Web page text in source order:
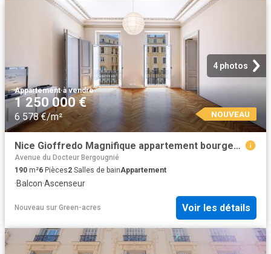
4 photos
Appartement·à vendre
1 250 000 €
6 578 €/m² NOUVEAU
Nice Gioffredo Magnifique appartement bourgeois de 6 pièce. 190m² Nice
Avenue du Docteur Bergougnié
190 m²6 Pièces2 Salles de bainAppartement
·Balcon·Ascenseur
Nouveau sur Green-acres Voir les détails